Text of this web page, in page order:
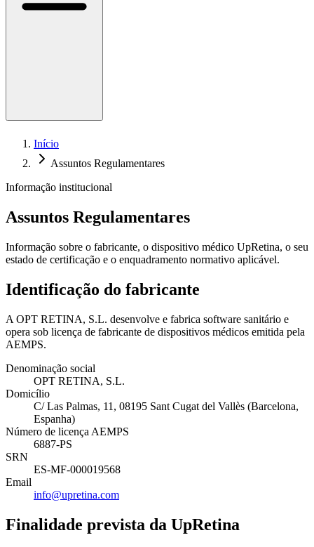
Início
Assuntos Regulamentares
Informação institucional
Assuntos Regulamentares
Informação sobre o fabricante, o dispositivo médico UpRetina, o seu
estado de certificação e o enquadramento normativo aplicável.
Identificação do fabricante
A OPT RETINA, S.L. desenvolve e fabrica software sanitário e
opera sob licença de fabricante de dispositivos médicos emitida pela
AEMPS.
Denominação social
OPT RETINA, S.L.
Domicílio
C/ Las Palmas, 11, 08195 Sant Cugat del Vallès (Barcelona,
Espanha)
Número de licença AEMPS
6887-PS
SRN
ES-MF-000019568
Email
info@upretina.com
Finalidade prevista da UpRetina